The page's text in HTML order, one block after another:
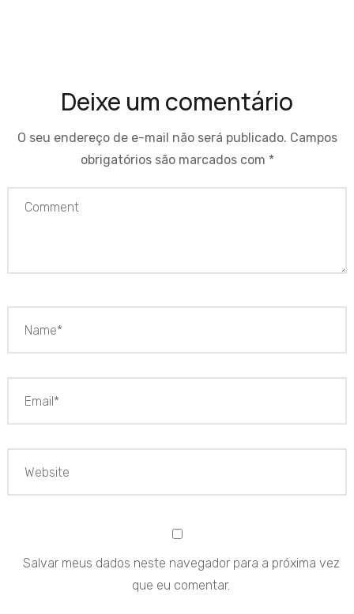
Deixe um comentário
O seu endereço de e-mail não será publicado. Campos
obrigatórios são marcados com *
Salvar meus dados neste navegador para a próxima vez
que eu comentar.